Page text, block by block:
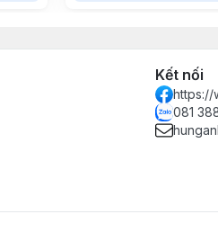
Kết nối
https://
081